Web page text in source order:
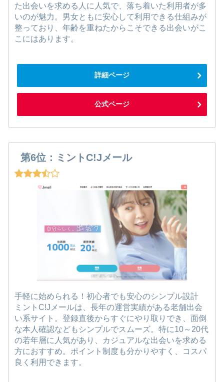
た出会いを求める人に人気で、落ち着いた利用者が多
いのが魅力。男女ともに安心して利用できる仕組みが
整っており、年齢を重ねたからこそできる出会いがこ
こにはあります。
詳細ページ
公式ページ
第6位：ミントC!Jメール
手軽に始められる！初心者でも安心のシンプル設計
ミントC!Jメールは、長年の運営実績がある老舗出会
い系サイト。登録直後からすぐにやり取りでき、面倒
な本人確認などもシンプルでスムーズ。特に10～20代
の若年層に人気があり、カジュアルな出会いを求める
方におすすめ。ポイント制度も分かりやすく、コスパ
良く利用できます。